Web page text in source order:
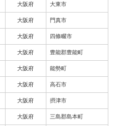
大阪府 大東市
大阪府 門真市
大阪府 四條畷市
大阪府 豊能郡豊能町
大阪府 能勢町
大阪府 高石市
大阪府 摂津市
大阪府 三島郡島本町